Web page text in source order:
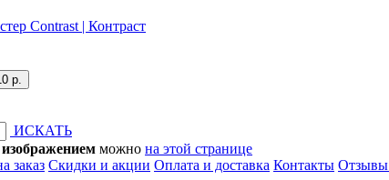
р.
ИСКАТЬ
можно на этой странице
заказ Скидки и акции Оплата и доставка Контакты Отзывы